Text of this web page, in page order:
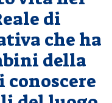
di
che ha
della
conoscere